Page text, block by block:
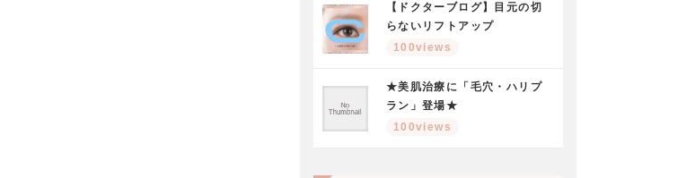
【ドクターブログ】目元の切
らないリフトアップ
100views
★美肌治療に「毛穴・ハリプ
ラン」登場★
100views